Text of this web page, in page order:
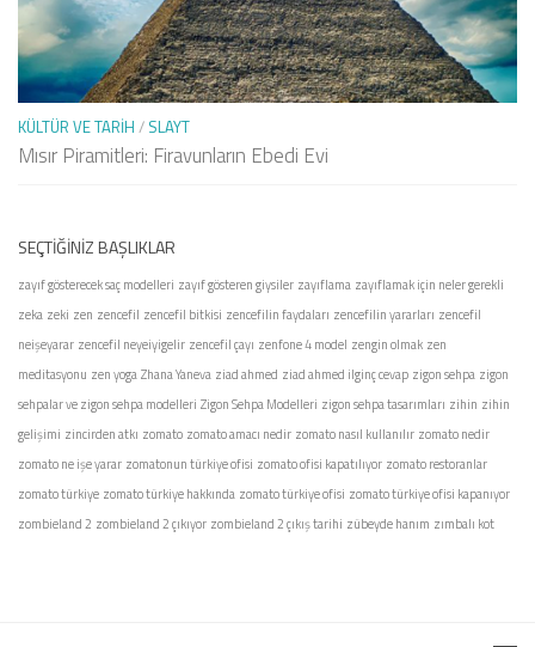
KÜLTÜR VE TARIH / SLAYT
Mısır Piramitleri: Firavunların Ebedi Evi
SEÇTIĞINIZ BAŞLIKLAR
zayıf gösterecek saç modelleri zayıf gösteren giysiler zayıflama zayıflamak için neler gerekli
zeka zeki zen zencefil zencefil bitkisi zencefilin faydaları zencefilin yararları zencefil
neişeyarar zencefil neyeiyigelir zencefil çayı zenfone 4 model zengin olmak zen
meditasyonu zen yogaZhana Yaneva ziad ahmed ziad ahmed ilginç cevap zigon sehpa zigon
sehpalar ve zigon sehpa modelleri Zigon Sehpa Modelleri zigon sehpa tasarımları zihin zihin
gelişimi zincirden atkı zomato zomato amacı nedir zomato nasıl kullanılır zomato nedir
zomato ne işe yarar zomatonun türkiye ofisi zomato ofisi kapatılıyor zomato restoranlar
zomato türkiye zomato türkiye hakkında zomato türkiye ofisi zomato türkiye ofisi kapanıyor
zombieland 2 zombieland 2 çıkıyor zombieland 2 çıkış tarihi zübeyde hanım zımbalı kot